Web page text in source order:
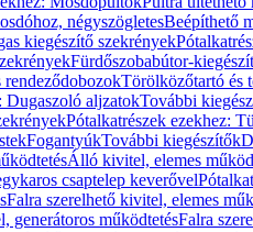
négyszögletesBeépíthető
kiegészítő szekrények
Fürdőszobabútor-
rendeződobozokTörölközőtartó és
Dugaszoló aljzatokTovábbi
Pótalkatrészek ezekhez:
FogantyúkTovábbi kiegészítők
Álló kivitel, elemes
csaptelep keverővel
Falra szerelhető kivitel, elemes
generátoros működtetésFalra